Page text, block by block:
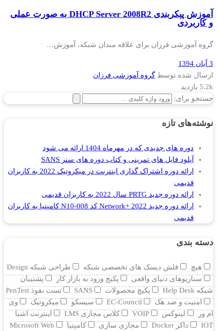
آموزش پیکربندی DHCP Server 2008R2 به صورت عملی
و کاربردی
گروه آموزشی فرزان برای علاقه مندان شبکه، آموزش…
3 آبان 1394
ارسال شده توسطگروه آموزشی فرزان
5.2k بازدید
جستجو برای:
نوشته‌های تازه
دوره های جدیدی که در مهرماه 1404 ارائه می شود
آپلود فایل های تمرینی و کتاب دوره های سنز SANS
ارائه دوره اشتراک گذاری اینترنت در میکروتیک 2022 به کاربران
قدیمی
ارائه دوره جدید PRTG سال 2022 به کاربران قدیمی
ارائه دوره جدید Network+ 2022 کد N10-008 کامپتیا به کاربران
قدیمی
دسته بندی
هیچ فلش دیسک های تخصصی شبکه
طراحی شبکه Design
سناریوهای دنیای واقعی
پکیج ورود به بازار کار
پشتیبان
شبکه Help Desk
پکیچ محصولات SANS
تست نفوذ PenTest
امنیت و ضد هک
EC-Council سیسکو میکروتیک
وی
ام ور
لینوکس VOIP کلاس مجازی LMS
اینترنت اشیا
IOT
داکر Docker مجازی سازی کامپتیا
Microsoft Web